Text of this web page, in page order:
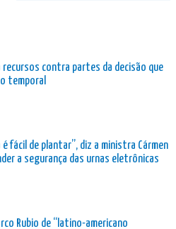
recursos contra partes da decisão que
temporal
é fácil de plantar”, diz a ministra Cármen
a segurança das urnas eletrônicas
Rubio de “latino-americano